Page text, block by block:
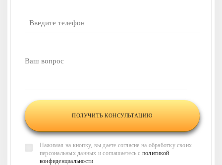
консультация?
проконсультируют по всем
Нажимая на кнопку, вы даете согласие на обработку своих
персональных данных и соглашаетесь с политикой
конфиденциальности